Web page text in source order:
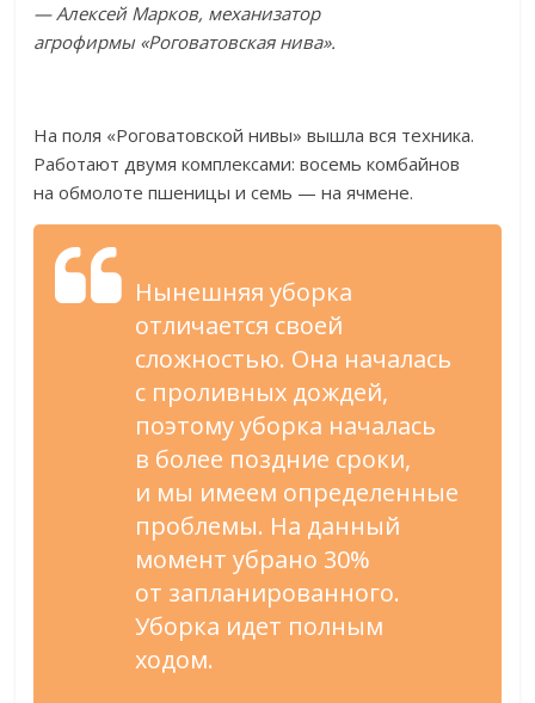
— Алексей Марков, механизатор
агрофирмы «Роговатовская нива».
На поля «Роговатовской нивы» вышла вся техника.
Работают двумя комплексами: восемь комбайнов
на обмолоте пшеницы и семь — на ячмене.
Нынешняя уборка
отличается своей
сложностью. Она началась
с проливных дождей,
поэтому уборка началась
в более поздние сроки,
и мы имеем определенные
проблемы. На данный
момент убрано 30%
от запланированного.
Уборка идет полным
ходом.